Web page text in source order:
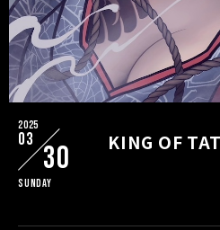
2025
03
30
Sunday
KING OF